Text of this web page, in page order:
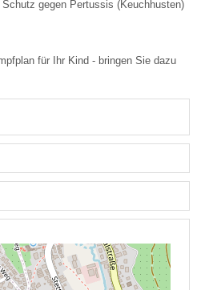
gegen Pertussis (Keuchhusten)
für Ihr Kind - bringen Sie dazu